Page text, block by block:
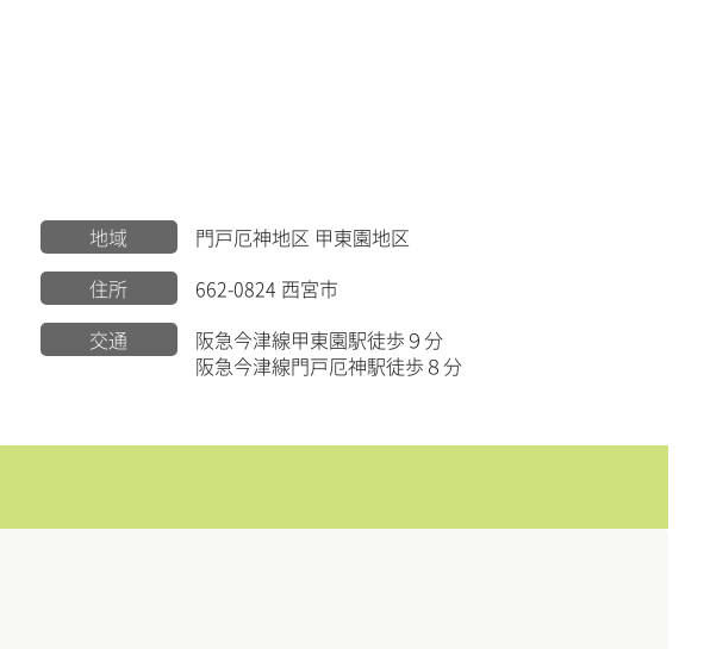
地域
門戸厄神地区 甲東園地区
住所
662-0824 西宮市
交通
阪急今津線甲東園駅徒歩９分
阪急今津線門戸厄神駅徒歩８分